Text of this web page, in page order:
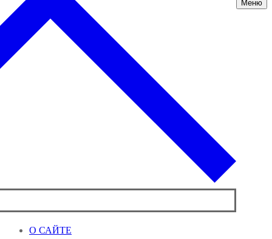
Меню
О САЙТЕ